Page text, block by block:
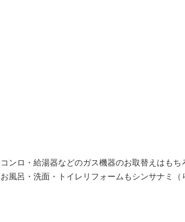
コンロ・給湯器などのガス機器のお取替えはも
お風呂・洗面・トイレリフォームもシンサナミ